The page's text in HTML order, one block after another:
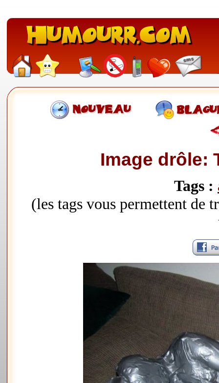
Image drôle:
Tags :
(les tags vous permettent de